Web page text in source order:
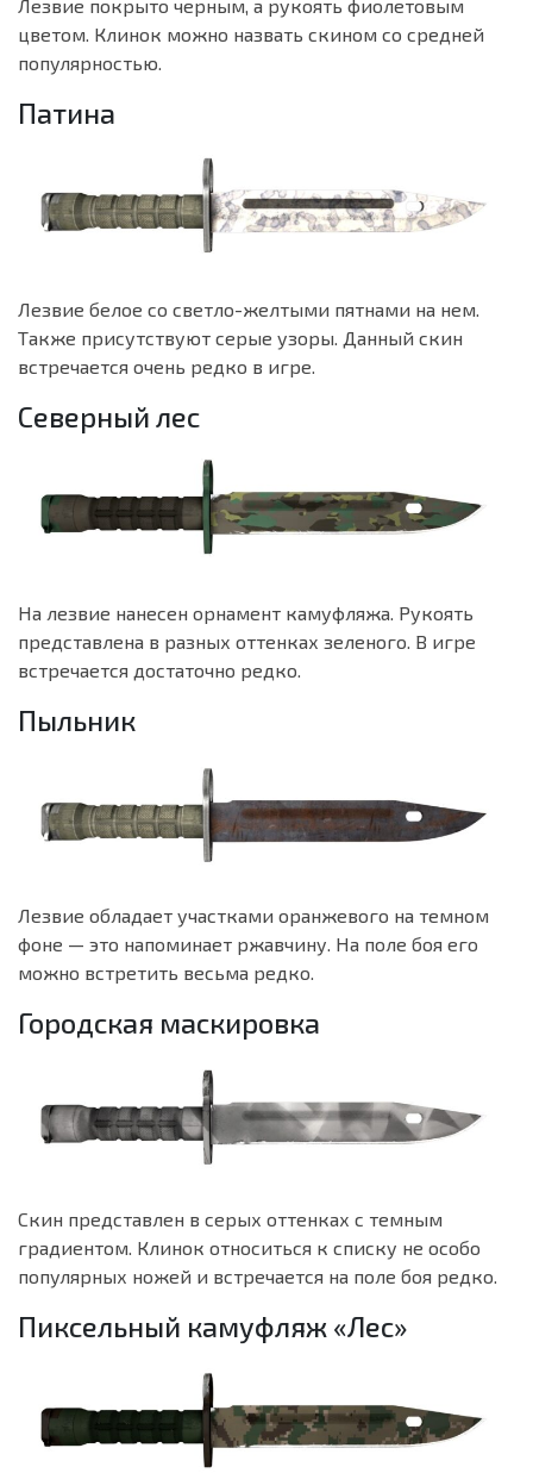
Лезвие покрыто черным, а рукоять фиолетовым
цветом. Клинок можно назвать скином со средней
популярностью.
Патина
Лезвие белое со светло-желтыми пятнами на нем.
Также присутствуют серые узоры. Данный скин
встречается очень редко в игре.
Северный лес
На лезвие нанесен орнамент камуфляжа. Рукоять
представлена в разных оттенках зеленого. В игре
встречается достаточно редко.
Пыльник
Лезвие обладает участками оранжевого на темном
фоне — это напоминает ржавчину. На поле боя его
можно встретить весьма редко.
Городская маскировка
Скин представлен в серых оттенках с темным
градиентом. Клинок относиться к списку не особо
популярных ножей и встречается на поле боя редко.
Пиксельный камуфляж «Лес»